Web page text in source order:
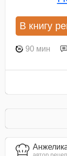
В книгу
90 мин